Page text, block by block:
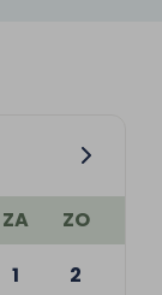
ZA
ZO
1
2